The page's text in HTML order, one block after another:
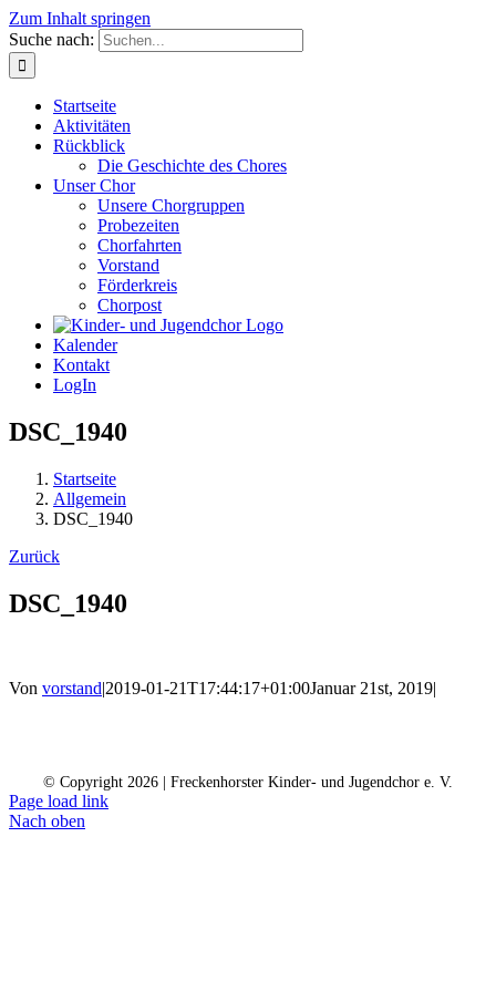
Zum Inhalt springen
Suche nach:
Startseite
Aktivitäten
Rückblick
Die Geschichte des Chores
Unser Chor
Unsere Chorgruppen
Probezeiten
Chorfahrten
Vorstand
Förderkreis
Chorpost
Kalender
Kontakt
LogIn
DSC_1940
Startseite
Allgemein
DSC_1940
Zurück
DSC_1940
Von vorstand|2019-01-21T17:44:17+01:00Januar 21st, 2019|
© Copyright 2026 | Freckenhorster Kinder- und Jugendchor e. V.
Page load link
Nach oben